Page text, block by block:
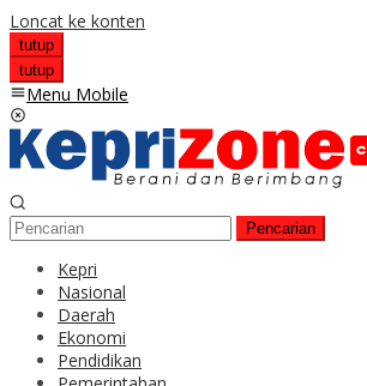
Loncat ke konten
tutup
tutup
Menu Mobile
Pencarian
Kepri
Nasional
Daerah
Ekonomi
Pendidikan